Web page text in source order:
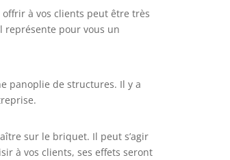
à vos clients peut être très
représente pour vous un
panoplie de structures. Il y a
sur le briquet. Il peut s’agir
à vos clients, ses effets seront